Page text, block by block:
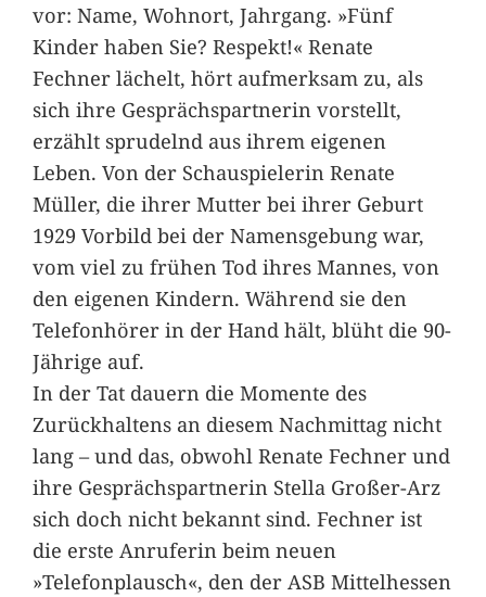
vor: Name, Wohnort, Jahrgang. »Fünf
Kinder haben Sie? Respekt!« Renate
Fechner lächelt, hört aufmerksam zu, als
sich ihre Gesprächspartnerin vorstellt,
erzählt sprudelnd aus ihrem eigenen
Leben. Von der Schauspielerin Renate
Müller, die ihrer Mutter bei ihrer Geburt
1929 Vorbild bei der Namensgebung war,
vom viel zu frühen Tod ihres Mannes, von
den eigenen Kindern. Während sie den
Telefonhörer in der Hand hält, blüht die 90-
Jährige auf.
In der Tat dauern die Momente des
Zurückhaltens an diesem Nachmittag nicht
lang – und das, obwohl Renate Fechner und
ihre Gesprächspartnerin Stella Großer-Arz
sich doch nicht bekannt sind. Fechner ist
die erste Anruferin beim neuen
»Telefonplausch«, den der ASB Mittelhessen